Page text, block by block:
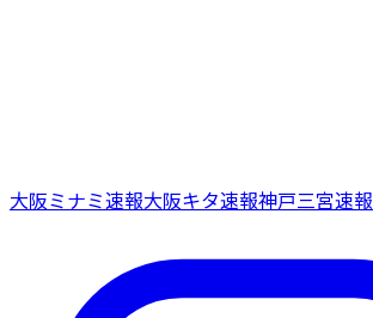
大阪ミナミ速報大阪キタ速報神戸三宮速報